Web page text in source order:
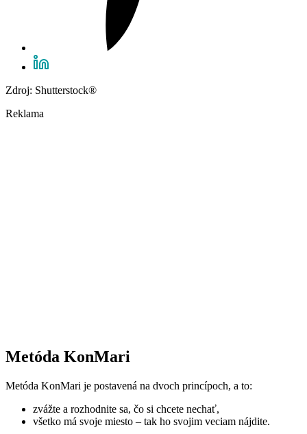
Zdroj: Shutterstock®
Reklama
Metóda KonMari
Metóda KonMari je postavená na dvoch princípoch, a to:
zvážte a rozhodnite sa, čo si chcete nechať,
všetko má svoje miesto – tak ho svojim veciam nájdite.